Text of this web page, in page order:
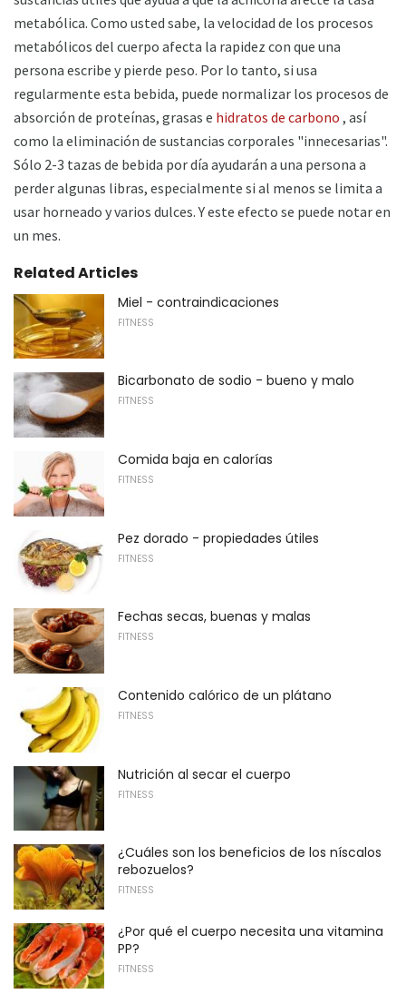
metabólica. Como usted sabe, la velocidad de los procesos
metabólicos del cuerpo afecta la rapidez con que una
persona escribe y pierde peso. Por lo tanto, si usa
regularmente esta bebida, puede normalizar los procesos de
absorción de proteínas, grasas e hidratos de carbono , así
como la eliminación de sustancias corporales "innecesarias".
Sólo 2-3 tazas de bebida por día ayudarán a una persona a
perder algunas libras, especialmente si al menos se limita a
usar horneado y varios dulces. Y este efecto se puede notar en
un mes.
Related Articles
Miel - contraindicaciones
FITNESS
Bicarbonato de sodio - bueno y malo
FITNESS
Comida baja en calorías
FITNESS
Pez dorado - propiedades útiles
FITNESS
Fechas secas, buenas y malas
FITNESS
Contenido calórico de un plátano
FITNESS
Nutrición al secar el cuerpo
FITNESS
¿Cuáles son los beneficios de los níscalos
rebozuelos?
FITNESS
¿Por qué el cuerpo necesita una vitamina
PP?
FITNESS